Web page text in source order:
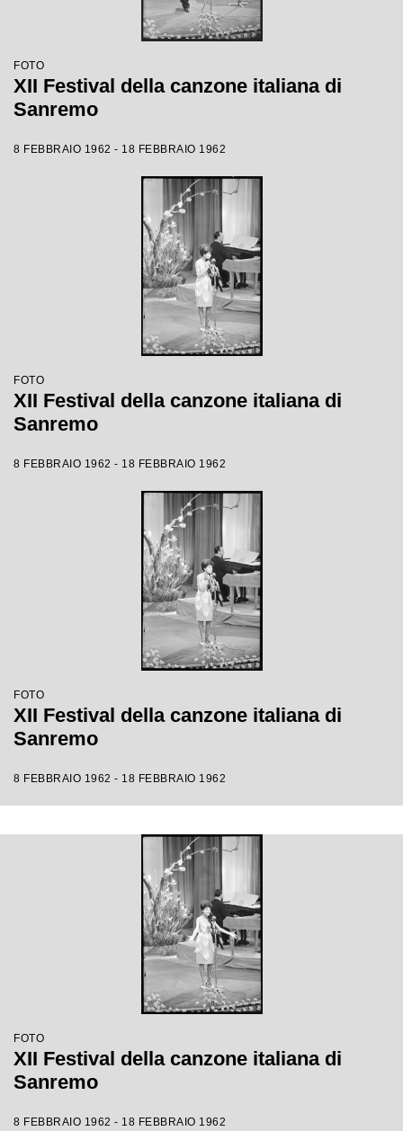
FOTO
XII Festival della canzone italiana di
Sanremo
8 FEBBRAIO 1962 - 18 FEBBRAIO 1962
FOTO
XII Festival della canzone italiana di
Sanremo
8 FEBBRAIO 1962 - 18 FEBBRAIO 1962
FOTO
XII Festival della canzone italiana di
Sanremo
8 FEBBRAIO 1962 - 18 FEBBRAIO 1962
FOTO
XII Festival della canzone italiana di
Sanremo
8 FEBBRAIO 1962 - 18 FEBBRAIO 1962